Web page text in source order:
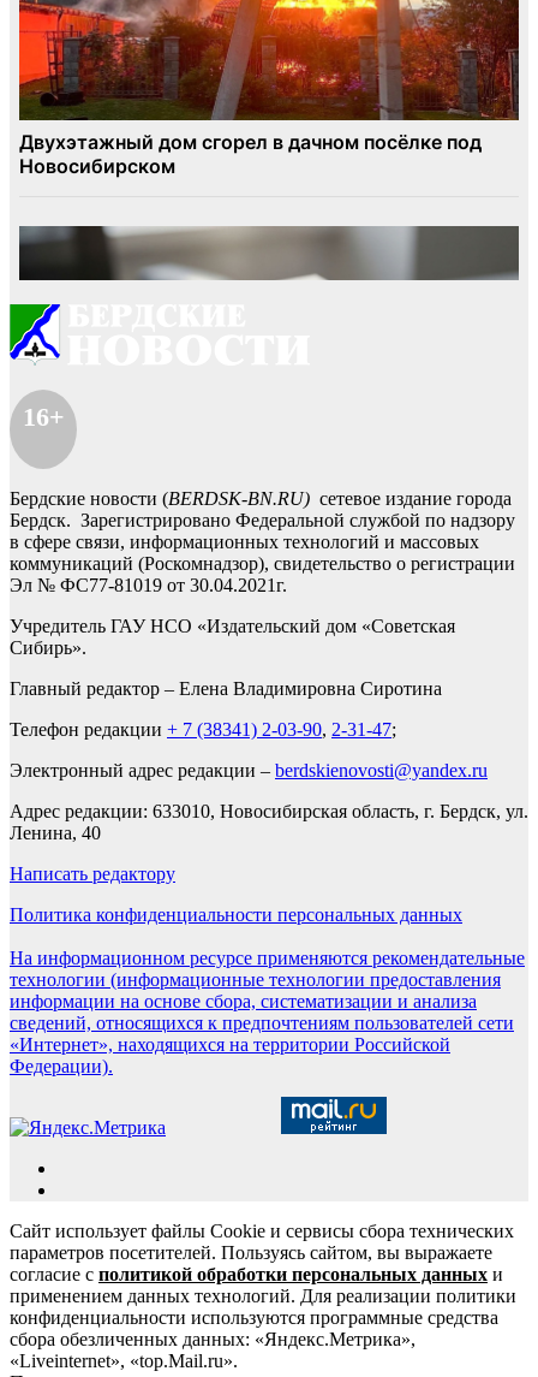
16+
Бердские новости (BERDSK-BN.RU) сетевое издание города
Бердск. Зарегистрировано Федеральной службой по надзору
в сфере связи, информационных технологий и массовых
коммуникаций (Роскомнадзор), свидетельство о регистрации
Эл № ФС77-81019 от 30.04.2021г.
Учредитель ГАУ НСО «Издательский дом «Советская
Сибирь».
Главный редактор – Елена Владимировна Сиротина
Телефон редакции + 7 (38341) 2-03-90, 2-31-47;
Электронный адрес редакции – berdskienovosti@yandex.ru
Адрес редакции: 633010, Новосибирская область, г. Бердск, ул.
Ленина, 40
Написать редактору
Политика конфиденциальности персональных данных
На информационном ресурсе применяются рекомендательные
технологии (информационные технологии предоставления
информации на основе сбора, систематизации и анализа
сведений, относящихся к предпочтениям пользователей сети
«Интернет», находящихся на территории Российской
Федерации).
Сайт использует файлы Cookie и сервисы сбора технических
параметров посетителей. Пользуясь сайтом, вы выражаете
согласие с политикой обработки персональных данных и
применением данных технологий. Для реализации политики
конфиденциальности используются программные средства
сбора обезличенных данных: «Яндекс.Метрика»,
«Liveinternet», «top.Mail.ru».